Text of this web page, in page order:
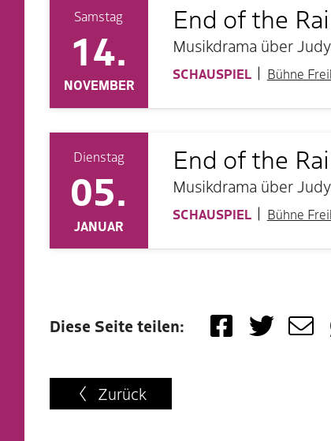
Samstag
14.
NOVEMBER
End of the
Musikdrama über
SCHAUSPIEL Bühne
Dienstag
05.
JANUAR
End of the
Musikdrama über
SCHAUSPIEL Bühne
Diese Seite teilen:
Zurück